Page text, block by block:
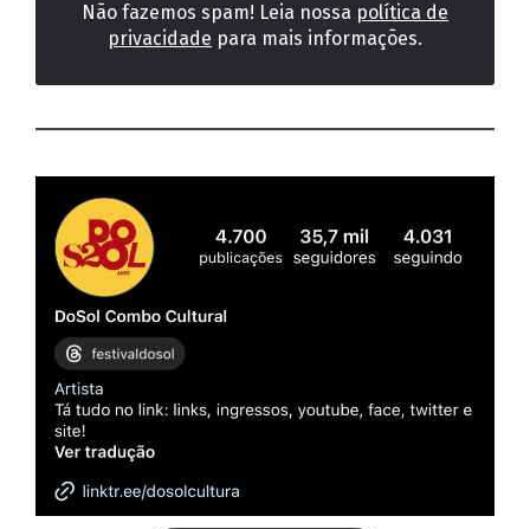
Não fazemos spam! Leia nossa política de
privacidade para mais informações.